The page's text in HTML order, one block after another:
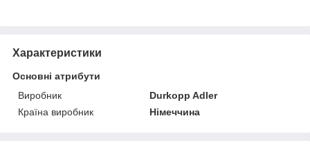
Характеристики
Основні атрибути
Виробник
Durkopp Adler
Країна виробник
Німеччина